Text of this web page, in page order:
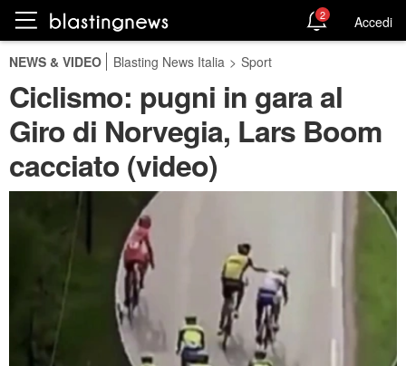
2 Accedi
NEWS & VIDEO Blasting News Italia > Sport
Ciclismo: pugni in gara al
Giro di Norvegia, Lars Boom
cacciato (video)